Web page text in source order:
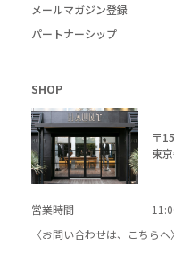
メールマガジン登録
パートナーシップ
SHOP
〒
東
営業時間
〈お問い合わせは、
こちらへ〉